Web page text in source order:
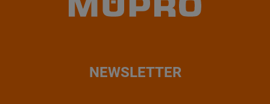
NEWSLETTER